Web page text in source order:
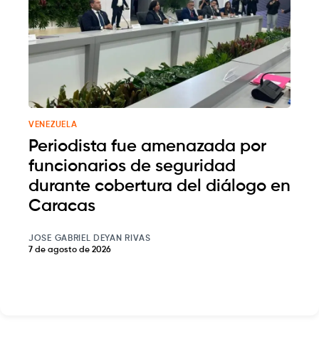
VENEZUELA
Periodista fue amenazada por
funcionarios de seguridad
durante cobertura del diálogo en
Caracas
JOSE GABRIEL DEYAN RIVAS
7 de agosto de 2026